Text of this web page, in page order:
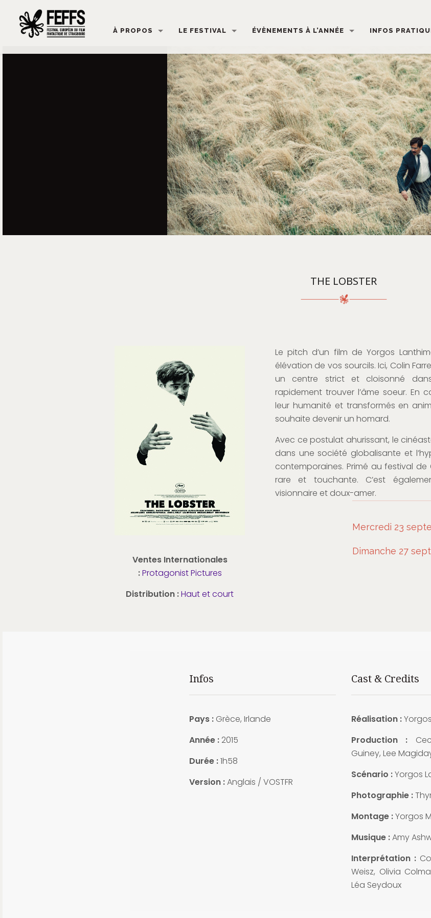
À PROPOS LE FESTIVAL ÉVÈNEMENTS À L’ANNÉE INFOS
THE LOBSTER
Ventes Internationales
:Protagonist Pictures
Distribution :Haut et court
Le pitch d’un film de Yorgos
élévation de vos sourcils. Ici, Colin
un centre strict et cloisonné
rapidement trouver l’âme soeur. En
leur humanité et transformés en
souhaite devenir un homard.
Avec ce postulat ahurissant, le
dans une société globalisante et
contemporaines. Primé au festival
rare et touchante. C’est
visionnaire et doux-amer.
Mercredi 23
Dimanche 27
Infos
Pays :Grèce, Irlande
Année :2015
Durée :1h58
Version :Anglais / VOSTFR
Cast & Credits
Réalisation :
Production :
Guiney, Lee
Scénario :Yorgos
Photographie :
Montage :Yorgos
Musique :Amy
Interprétation :
Weisz, Olivia
Léa Seydoux